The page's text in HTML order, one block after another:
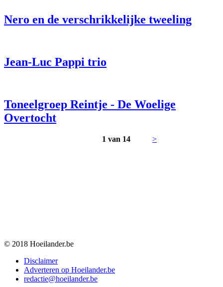
Nero en de verschrikkelijke tweeling
Jean-Luc Pappi trio
Toneelgroep Reintje - De Woelige
Overtocht
1 van 14 >
© 2018 Hoeilander.be
Disclaimer
Adverteren op Hoeilander.be
redactie@hoeilander.be